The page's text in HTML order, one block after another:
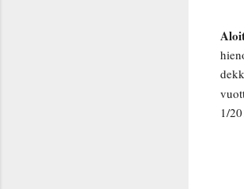
1/